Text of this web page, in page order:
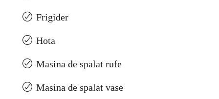
Frigider
Hota
Masina de spalat rufe
Masina de spalat vase